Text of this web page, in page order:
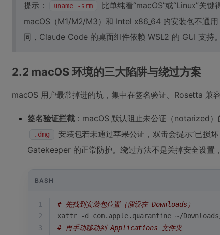
提示： uname -srm
比单纯看“macOS”或“Linux”关
macOS（M1/M2/M3）和 Intel x86_64 的安装包不通
同，Claude Code 的桌面组件依赖 WSL2 的 GUI 支持
2.2 macOS 环境的三大陷阱与绕过方案
macOS 用户最常掉进的坑，集中在签名验证、Rosetta 兼
签名验证拦截 ：macOS 默认阻止未公证（notarized
.dmg
安装包若未通过苹果公证，双击会提示“已损
Gatekeeper 的正常防护。绕过方法不是关掉安全设置
BASH
1
# 先找到安装包位置（假设在 Downloads）
2
xattr -d com.apple.quarantine ~/
3
# 再手动移动到 Applications 文件夹